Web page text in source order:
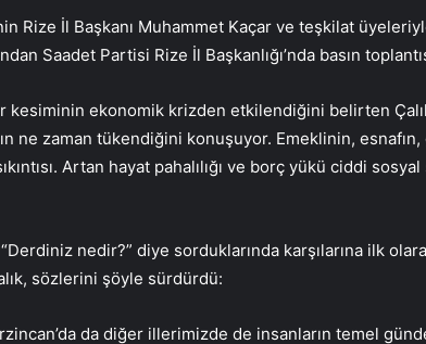
Rize İl Başkanı Muhammet Kaçar ve teşkilat
Saadet Partisi Rize İl Başkanlığı’nda basın
kesiminin ekonomik krizden etkilendiğini belirten
ne zaman tükendiğini konuşuyor. Emeklinin,
Artan hayat pahalılığı ve borç yükü ciddi
nedir?” diye sorduklarında karşılarına ilk
sözlerini şöyle sürdürdü:
da diğer illerimizde de insanların temel